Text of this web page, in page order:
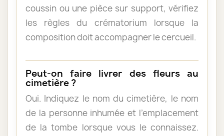
coussin ou une pièce sur support, vérifiez
les règles du crématorium lorsque la
composition doit accompagner le cercueil.
Peut-on faire livrer des fleurs au
cimetière ?
Oui. Indiquez le nom du cimetière, le nom
de la personne inhumée et l’emplacement
de la tombe lorsque vous le connaissez.